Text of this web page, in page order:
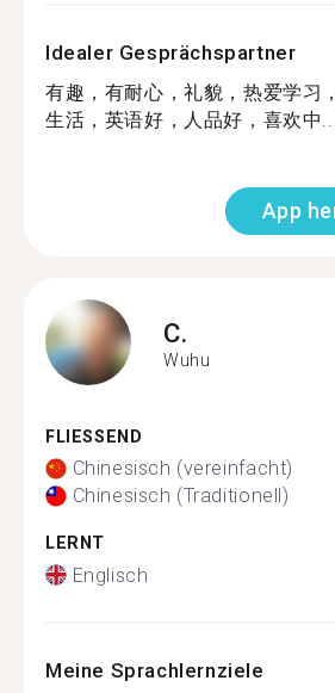
Idealer Gesprächspartner
有趣，有耐心，礼貌，热爱学习
生活，英语好，人品好，喜欢中...
App
C.
Wuhu
FLIESSEND
Chinesisch (vereinfacht)
Chinesisch (Traditionell)
LERNT
Englisch
Meine Sprachlernziele